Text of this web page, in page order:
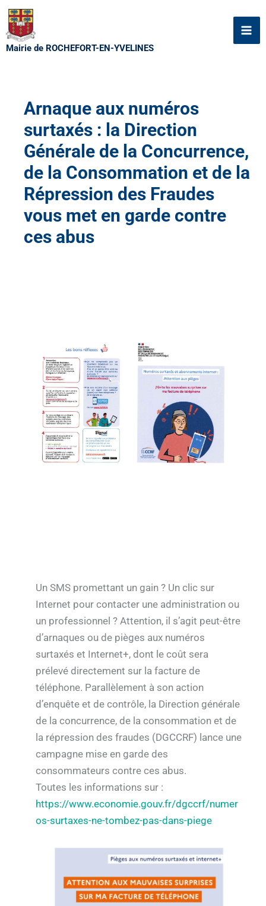
Aller
au
contenu
Mairie de ROCHEFORT-EN-YVELINES
Arnaque aux numéros
surtaxés : la Direction
Générale de la Concurrence,
de la Consommation et de la
Répression des Fraudes
vous met en garde contre
ces abus
Un SMS promettant un gain ? Un clic sur
Internet pour contacter une administration ou
un professionnel ? Attention, il s’agit peut-être
d’arnaques ou de pièges aux numéros
surtaxés et Internet+, dont le coût sera
prélevé directement sur la facture de
téléphone. Parallèlement à son action
d’enquête et de contrôle, la Direction générale
de la concurrence, de la consommation et de
la répression des fraudes (DGCCRF) lance une
campagne mise en garde des
consommateurs contre ces abus.
Toutes les informations sur :
https://www.economie.gouv.fr/dgccrf/numer
os-surtaxes-ne-tombez-pas-dans-piege